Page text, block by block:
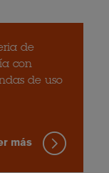
de
con
de uso
más